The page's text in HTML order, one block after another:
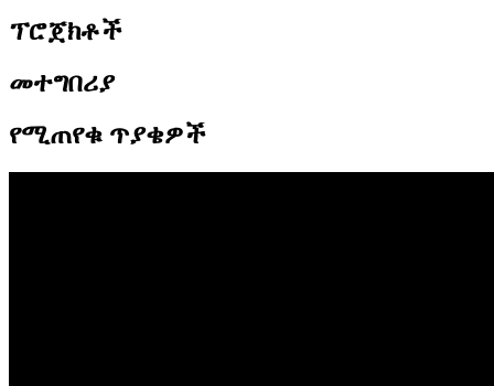
ፕሮጀክቶች
መተግበሪያ
የሚጠየቁ ጥያቄዎች